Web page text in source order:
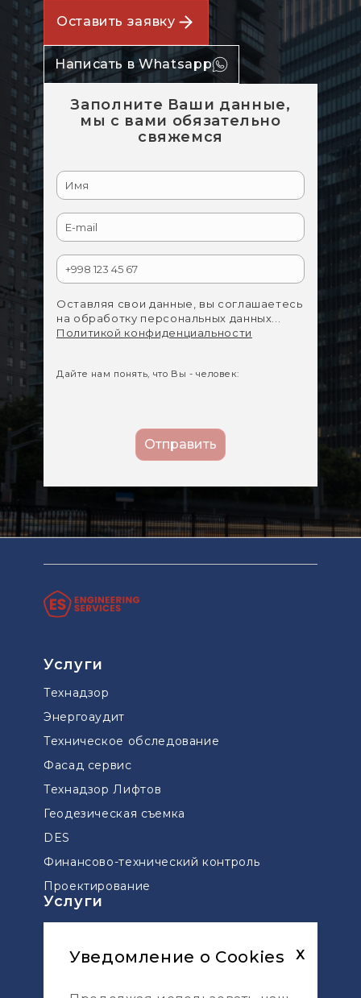
Оставить заявку
Написать в Whatsapp
Заполните Ваши данные,
мы с вами обязательно
свяжемся
Оставляя свои данные, вы соглашаетесь
на обработку персональных данных...
Политикой конфиденциальности
Дайте нам понять, что Вы - человек:
Услуги
Технадзор
Энергоаудит
Техническое обследование
Фасад сервис
Технадзор Лифтов
Геодезическая съемка
DES
Финансово-технический контроль
Проектирование
Услуги
Управление проектами
Уведомление о Cookies X